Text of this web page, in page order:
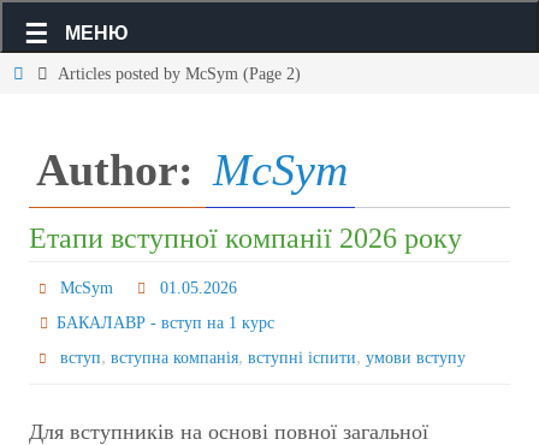
МЕНЮ
Articles posted by McSym (Page 2)
Author: McSym
Етапи вступної компанії 2026 року
McSym
01.05.2026
БАКАЛАВР - вступ на 1 курс
вступ,вступна компанія,вступні іспити,умови вступу
Для вступників на основі повної загальної